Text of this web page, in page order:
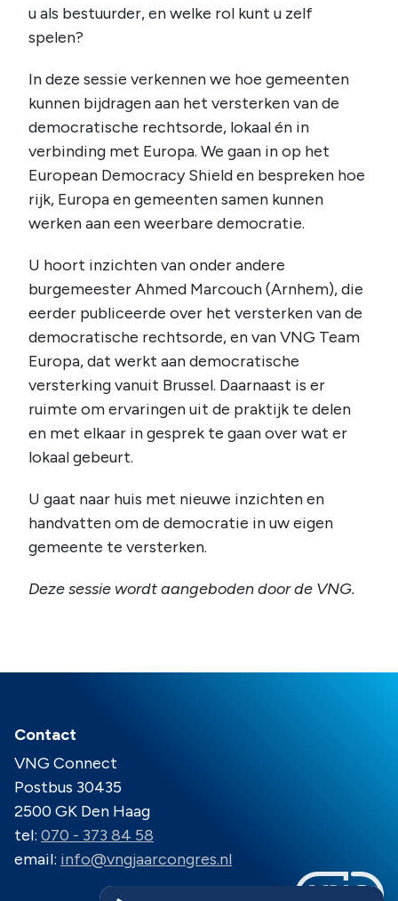
u als bestuurder, en welke rol kunt u zelf
spelen?
In deze sessie verkennen we hoe gemeenten
kunnen bijdragen aan het versterken van de
democratische rechtsorde, lokaal én in
verbinding met Europa. We gaan in op het
European Democracy Shield en bespreken hoe
rijk, Europa en gemeenten samen kunnen
werken aan een weerbare democratie.
U hoort inzichten van onder andere
burgemeester Ahmed Marcouch (Arnhem), die
eerder publiceerde over het versterken van de
democratische rechtsorde, en van VNG Team
Europa, dat werkt aan democratische
versterking vanuit Brussel. Daarnaast is er
ruimte om ervaringen uit de praktijk te delen
en met elkaar in gesprek te gaan over wat er
lokaal gebeurt.
U gaat naar huis met nieuwe inzichten en
handvatten om de democratie in uw eigen
gemeente te versterken.
Deze sessie wordt aangeboden door de VNG.
Contact
VNG Connect
Postbus 30435
2500 GK Den Haag
tel: 070 - 373 84 58
email: info@vngjaarcongres.nl